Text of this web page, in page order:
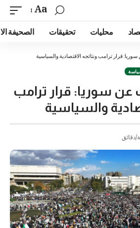
Aa
محليات تحقيقات الصحيفة
قرار ترامب ونتائجه الاقتصادية والسياسية
عن سوريا: قرار ترامب
والسياسية